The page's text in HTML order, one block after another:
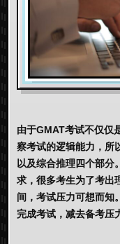
由于GMAT考试不仅仅
察考试的逻辑能力，所
以及综合推理四个部分
求，很多考生为了考出
间，考试压力可想而知
完成考试，减去备考压